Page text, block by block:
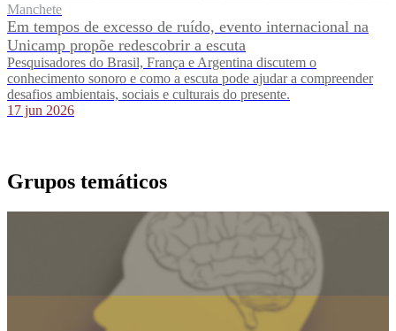
Manchete
Em tempos de excesso de ruído, evento internacional na
Unicamp propõe redescobrir a escuta
Pesquisadores do Brasil, França e Argentina discutem o
conhecimento sonoro e como a escuta pode ajudar a compreender
desafios ambientais, sociais e culturais do presente.
17 jun 2026
Grupos temáticos